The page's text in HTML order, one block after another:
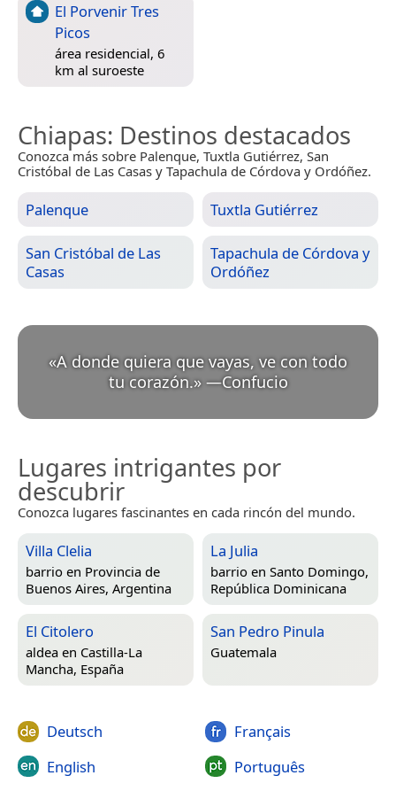
El Porvenir Tres
Picos
área residencial, 6
km al suroeste
Chiapas: Destinos destacados
Conozca más sobre Palenque, Tuxtla Gutiérrez, San
Cristóbal de Las Casas y Tapachula de Córdova y Ordóñez.
Palenque Tuxtla Gutiérrez
San Cristóbal de Las
Casas
Tapachula de Córdova y
Ordóñez
«A donde quiera que vayas, ve con todo
tu corazón.» —Confucio
Lugares intrigantes por
descubrir
Conozca lugares fascinantes en cada rincón del mundo.
Villa Clelia
barrio en Provincia de
Buenos Aires, Argentina
La Julia
barrio en Santo Domingo,
República Dominicana
El Citolero
aldea en Castilla-La
Mancha, España
San Pedro Pinula
Guatemala
Deutsch
English
Français
Português